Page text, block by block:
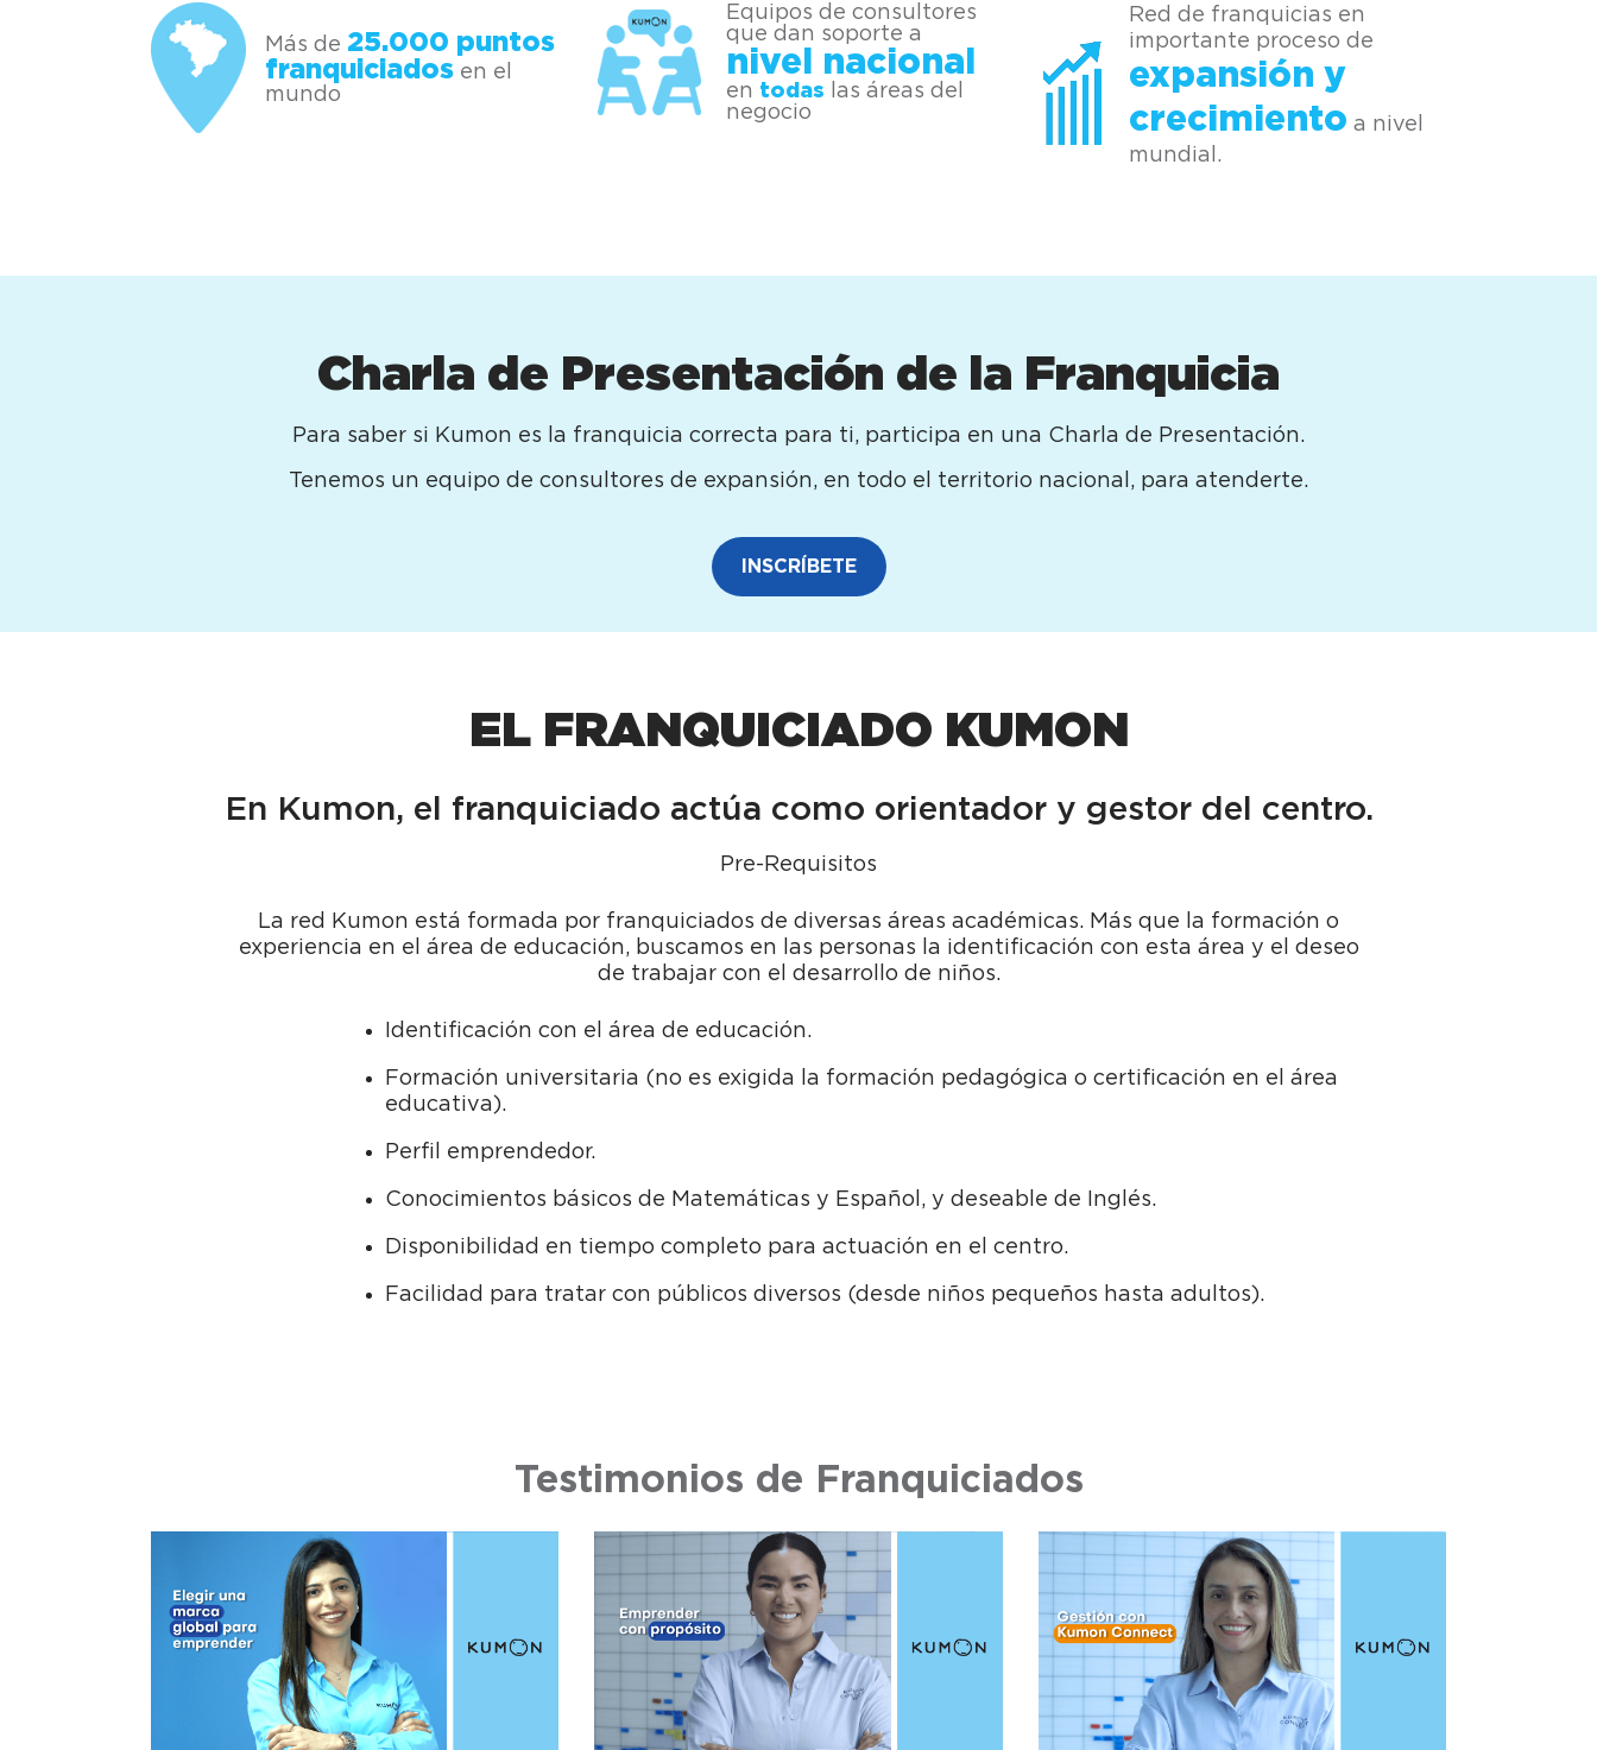
Más de 25.000 puntos
franquiciados en el
mundo
Equipos de consultores
que dan soporte a
nivel nacional
en todas las áreas del
negocio
Red de franquicias en
importante proceso de
expansión y
crecimiento a nivel
mundial.
Charla de Presentación de la Franquicia
Para saber si Kumon es la franquicia correcta para ti, participa en una Charla de Presentación.
Tenemos un equipo de consultores de expansión, en todo el territorio nacional, para atenderte.
INSCRÍBETE
EL FRANQUICIADO KUMON
En Kumon, el franquiciado actúa como orientador y gestor del centro.
Pre-Requisitos
La red Kumon está formada por franquiciados de diversas áreas académicas. Más que la formación o
experiencia en el área de educación, buscamos en las personas la identificación con esta área y el deseo
de trabajar con el desarrollo de niños.
Identificación con el área de educación.
Formación universitaria (no es exigida la formación pedagógica o certificación en el área
educativa).
Perfil emprendedor.
Conocimientos básicos de Matemáticas y Español, y deseable de Inglés.
Disponibilidad en tiempo completo para actuación en el centro.
Facilidad para tratar con públicos diversos (desde niños pequeños hasta adultos).
Testimonios de Franquiciados